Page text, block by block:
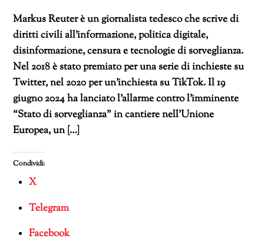
Markus Reuter è un giornalista tedesco che scrive di
diritti civili all’informazione, politica digitale,
disinformazione, censura e tecnologie di sorveglianza.
Nel 2018 è stato premiato per una serie di inchieste su
Twitter, nel 2020 per un’inchiesta su TikTok. Il 19
giugno 2024 ha lanciato l’allarme contro l’imminente
“Stato di sorveglianza” in cantiere nell’Unione
Europea, un […]
Condividi:
X
Telegram
Facebook